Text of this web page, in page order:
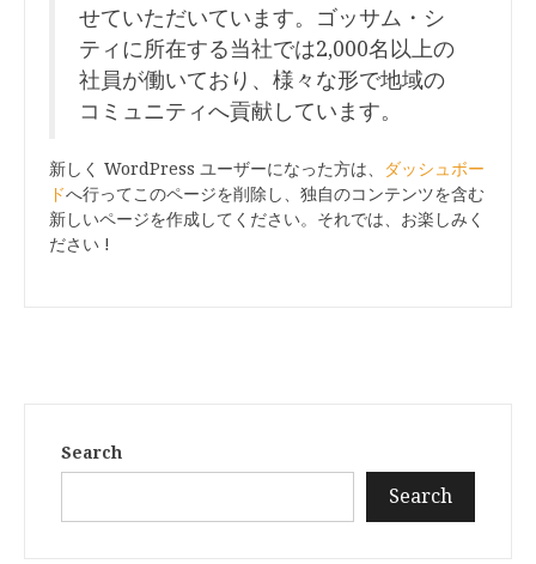
せていただいています。ゴッサム・シ
ティに所在する当社では2,000名以上の
社員が働いており、様々な形で地域の
コミュニティへ貢献しています。
新しく WordPress ユーザーになった方は、
ダッシュボー
ドへ行ってこのページを削除し、独自のコンテンツを含む
新しいページを作成してください。それでは、お楽しみく
ださい !
Search
Search